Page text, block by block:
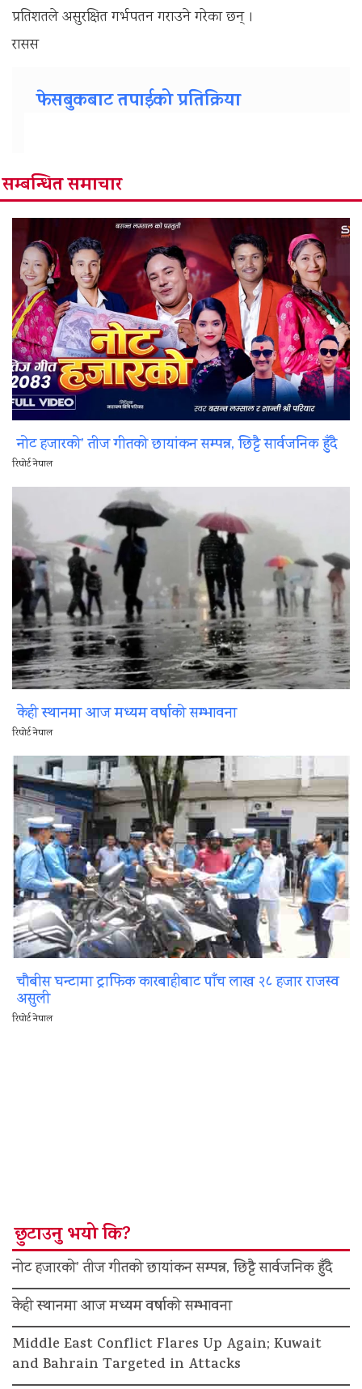
प्रतिशतले असुरक्षित गर्भपतन गराउने गरेका छन् ।
रासस
फेसबुकबाट तपाईको प्रतिक्रिया
सम्बन्धित समाचार
नोट हजारको’ तीज गीतको छायांकन सम्पन्न, छिट्टै सार्वजनिक हुँदै
रिपोर्ट नेपाल
केही स्थानमा आज मध्यम वर्षाको सम्भावना
रिपोर्ट नेपाल
चौबीस घन्टामा ट्राफिक कारबाहीबाट पाँच लाख २८ हजार राजस्व
असुली
रिपोर्ट नेपाल
छुटाउनु भयो कि?
नोट हजारको’ तीज गीतको छायांकन सम्पन्न, छिट्टै सार्वजनिक हुँदै
केही स्थानमा आज मध्यम वर्षाको सम्भावना
Middle East Conflict Flares Up Again; Kuwait
and Bahrain Targeted in Attacks